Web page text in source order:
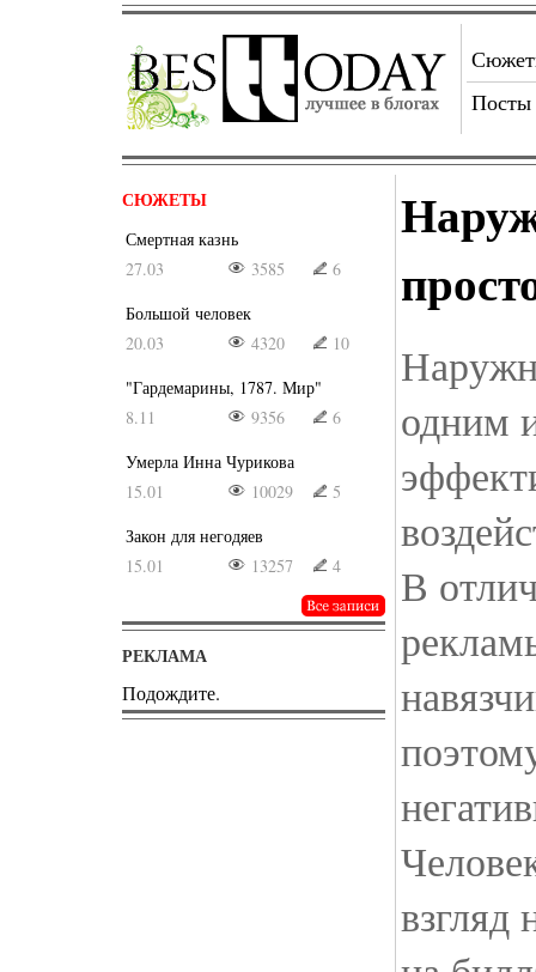
Посты
СЮЖЕТЫ
Смертная казнь
27.03
3585
6
Большой человек
20.03
4320
10
"Гардемарины, 1787. Мир"
8.11
9356
6
Умерла Инна Чурикова
15.01
10029
5
Закон для негодяев
15.01
13257 4
РЕКЛАМА
Подождите.
одним
В
взгляд